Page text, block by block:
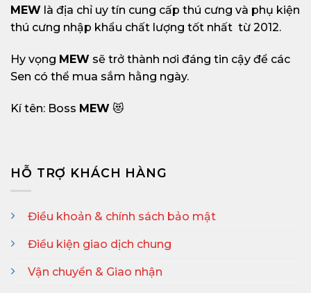
MEW là địa chỉ uy tín cung cấp thú cưng và phụ kiện
thú cưng nhập khẩu chất lượng tốt nhất từ 2012.
Hy vọng MEW sẽ trở thành nơi đáng tin cậy để các
Sen có thể mua sắm hằng ngày.
Kí tên: Boss MEW 😻
HỖ TRỢ KHÁCH HÀNG
Điều khoản & chính sách bảo mật
Điều kiện giao dịch chung
Vận chuyển & Giao nhận